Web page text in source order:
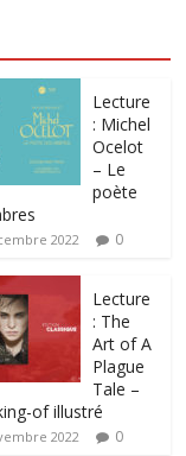
Lecture
: Michel
Ocelot
– Le
poète
2022 0
Lecture
: The
Art of A
Plague
Tale –
of illustré
2022 0